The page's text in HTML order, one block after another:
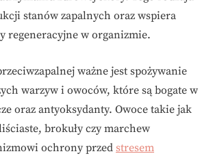
stanów zapalnych oraz wspiera
regeneracyjne w organizmie.
ważne jest spożywanie
warzyw i owoców, które są bogate w
oraz antyoksydanty. Owoce takie jak
brokuły czy marchew
ochrony przed stresem